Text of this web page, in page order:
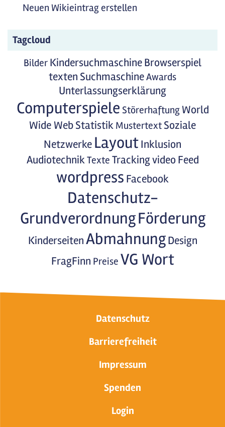
Neuen Wikieintrag erstellen
Tagcloud
Bilder KindersuchmaschineBrowserspiel
texten SuchmaschineAwards
Unterlassungserklärung
Computerspiele Störerhaftung World
Wide WebStatistik Mustertext Soziale
Netzwerke LayoutInklusion
AudiotechnikTexte Trackingvideo Feed
wordpress Facebook
Datenschutz-
GrundverordnungFörderung
KinderseitenAbmahnung Design
FragFinn Preise VG Wort
Datenschutz
Barrierefreiheit
Impressum
Spenden
Login